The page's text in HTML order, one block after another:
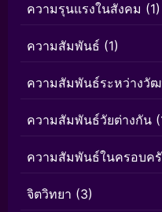
ความรุนแรงในสังคม (1)
ความสัมพันธ์ (1)
ความสัมพันธ์ระหว่างวั
ความสัมพันธ์วัยต่างกัน
ความสัมพันธ์ในครอบค
จิตวิทยา (3)